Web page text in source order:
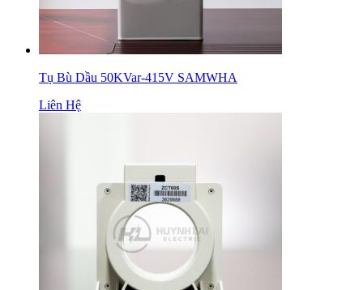
Tụ Bù Dầu 50KVar-415V SAMWHA
Liên Hệ